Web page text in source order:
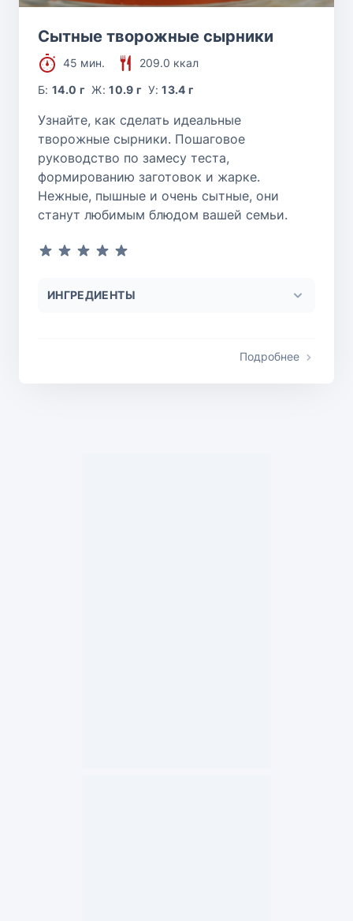
Сытные творожные сырники
45 мин.
209.0 ккал
Б:14.0 г Ж:10.9 г У:13.4 г
Узнайте, как сделать идеальные
творожные сырники. Пошаговое
руководство по замесу теста,
формированию заготовок и жарке.
Нежные, пышные и очень сытные, они
станут любимым блюдом вашей семьи.
ИНГРЕДИЕНТЫ
Подробнее